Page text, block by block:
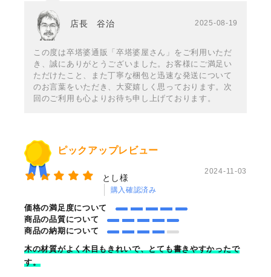
店長 谷治 2025-08-19
この度は卒塔婆通販「卒塔婆屋さん」をご利用いただ
き、誠にありがとうございました。お客様にご満足い
ただけたこと、また丁寧な梱包と迅速な発送について
のお言葉をいただき、大変嬉しく思っております。次
回のご利用も心よりお待ち申し上げております。
ピックアップレビュー
とし様
購入確認済み
2024-11-03
価格の満足度について
商品の品質について
商品の納期について
木の材質がよく木目もきれいで、とても書きやすかったで
す。